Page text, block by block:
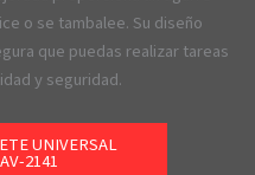
o se tambalee. Su diseño
que puedas realizar tareas
y seguridad.
UNIVERSAL
2141